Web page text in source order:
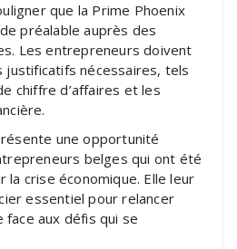
que la Prime Phoenix
préalable auprès des
Les entrepreneurs doivent
justificatifs nécessaires, tels
chiffre d’affaires et les
une opportunité
belges qui ont été
la crise économique. Elle leur
essentiel pour relancer
aux défis qui se